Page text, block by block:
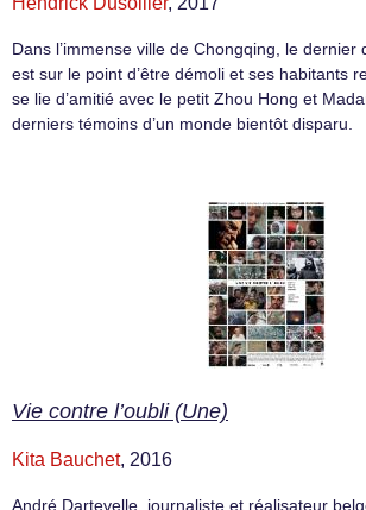
Dans l’immense ville de Chongqing, le dernier
est sur le point d’être démoli et ses habitants
se lie d’amitié avec le petit Zhou Hong et
derniers témoins d’un monde bientôt disparu.
Vie contre l’oubli (Une)
Kita Bauchet, 2016
André Dartevelle, journaliste et réalisateur